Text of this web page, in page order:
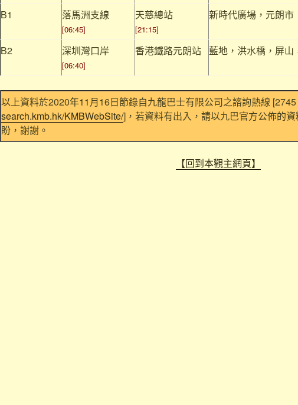
B1 落馬洲支線
[06:45]
天慈總站
[21:15]
新時代廣場，元朗市
B2 深圳灣口岸
[06:40]
香港鐵路元朗站 藍地，洪水橋，屏山
以上資料於2020年11月16日節錄自九龍巴士有限公司之諮詢熱線
search.kmb.hk/KMBWebSite/]，若資料有出入，請以九巴官方公佈的
盼，謝謝。
【回到本觀主網頁】